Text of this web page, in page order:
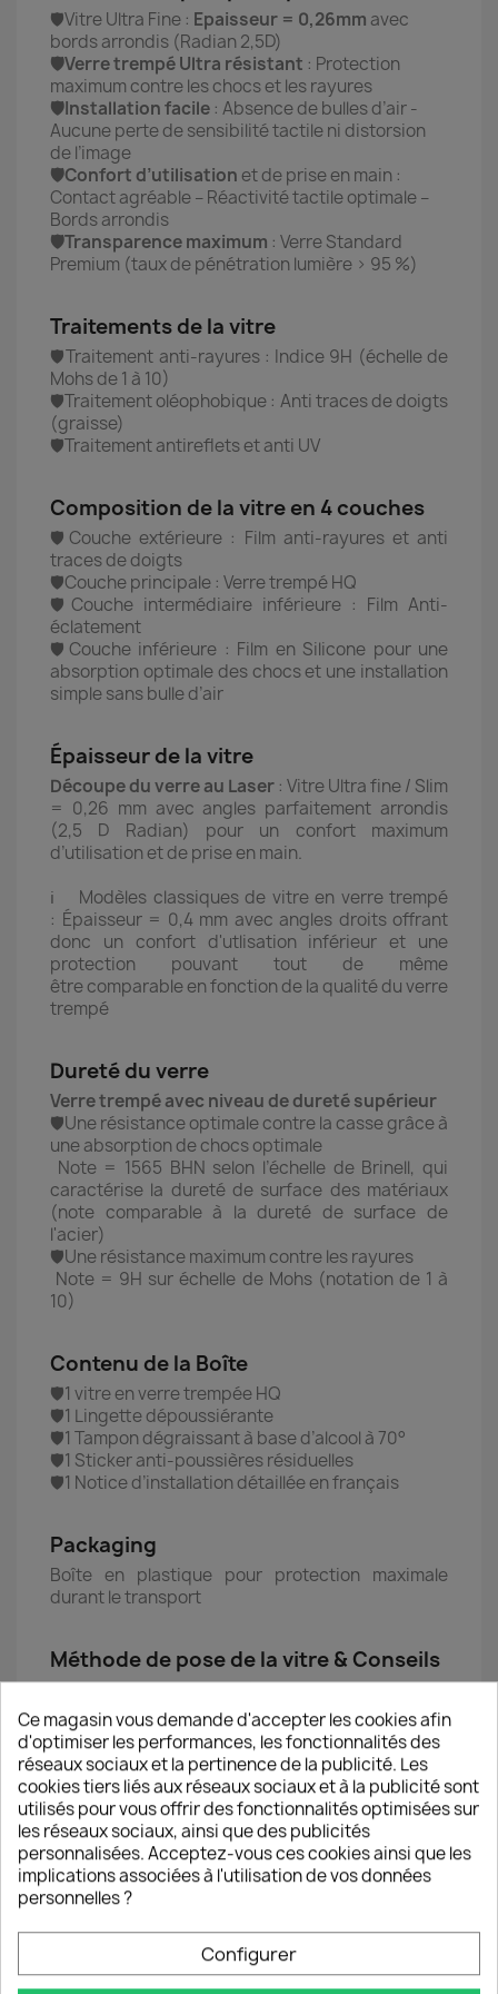
🛡️Vitre Ultra Fine : Epaisseur = 0,26mm avec
bords arrondis (Radian 2,5D)
🛡️Verre trempé Ultra résistant : Protection
maximum contre les chocs et les rayures
🛡️Installation facile : Absence de bulles d’air -
Aucune perte de sensibilité tactile ni distorsion
de l’image
🛡️Confort d’utilisation et de prise en main :
Contact agréable – Réactivité tactile optimale –
Bords arrondis
🛡️Transparence maximum : Verre Standard
Premium (taux de pénétration lumière > 95 %)
Traitements de la vitre
🛡️Traitement anti-rayures : Indice 9H (échelle de
Mohs de 1 à 10)
🛡️Traitement oléophobique : Anti traces de doigts
(graisse)
🛡️Traitement antireflets et anti UV
Composition de la vitre en 4 couches
🛡️Couche extérieure : Film anti-rayures et anti
traces de doigts
🛡️Couche principale : Verre trempé HQ
🛡️Couche intermédiaire inférieure : Film Anti-
éclatement
🛡️Couche inférieure : Film en Silicone pour une
absorption optimale des chocs et une installation
simple sans bulle d’air
Épaisseur de la vitre
Découpe du verre au Laser : Vitre Ultra fine / Slim
= 0,26 mm avec angles parfaitement arrondis
(2,5 D Radian) pour un confort maximum
d’utilisation et de prise en main.
ℹ️ Modèles classiques de vitre en verre trempé
: Épaisseur = 0,4 mm avec angles droits offrant
donc un confort d'utlisation inférieur et une
protection pouvant tout de même
être comparable en fonction de la qualité du verre
trempé
Dureté du verre
Verre trempé avec niveau de dureté supérieur
🛡️Une résistance optimale contre la casse grâce à
une absorption de chocs optimale
Note = 1565 BHN selon l’échelle de Brinell, qui
caractérise la dureté de surface des matériaux
(note comparable à la dureté de surface de
l'acier)
🛡️Une résistance maximum contre les rayures
Note = 9H sur échelle de Mohs (notation de 1 à
10)
Contenu de la Boîte
🛡️1 vitre en verre trempée HQ
🛡️1 Lingette dépoussiérante
🛡️1 Tampon dégraissant à base d’alcool à 70°
🛡️1 Sticker anti-poussières résiduelles
🛡️1 Notice d’installation détaillée en français
Packaging
Boîte en plastique pour protection maximale
durant le transport
Méthode de pose de la vitre & Conseils
● 1 ● Utiliser le tampon dégraissant afin d’enlever
toutes traces de graisses et/ou de colle
● 2 ● Utiliser la lingette en microfibres afin de
sécher l’alcool et d’ôter l’ensemble des poussières
sur l’écran
● 3 ● Utiliser l’autocollant anti-poussière pour
retirer d’éventuelles poussières résiduelles en
essayant de l’appliquer sur chaque partie de
l’écran (coller/décoller l’autocollant)
● 4 ● Prendre la vitre de protection et ôter le film
plastique provisoire en tirant délicatement sur
l’autocollant en haut à droite de la vitre
● 5 ● Poser avec précision la vitre de protection
sur l’écran du Smartphone en l’alignant sur les
Ce magasin vous demande d'accepter les cookies afin
d'optimiser les performances, les fonctionnalités des
réseaux sociaux et la pertinence de la publicité. Les
cookies tiers liés aux réseaux sociaux et à la publicité sont
utilisés pour vous offrir des fonctionnalités optimisées sur
les réseaux sociaux, ainsi que des publicités
personnalisées. Acceptez-vous ces cookies ainsi que les
implications associées à l'utilisation de vos données
personnelles ?
Configurer